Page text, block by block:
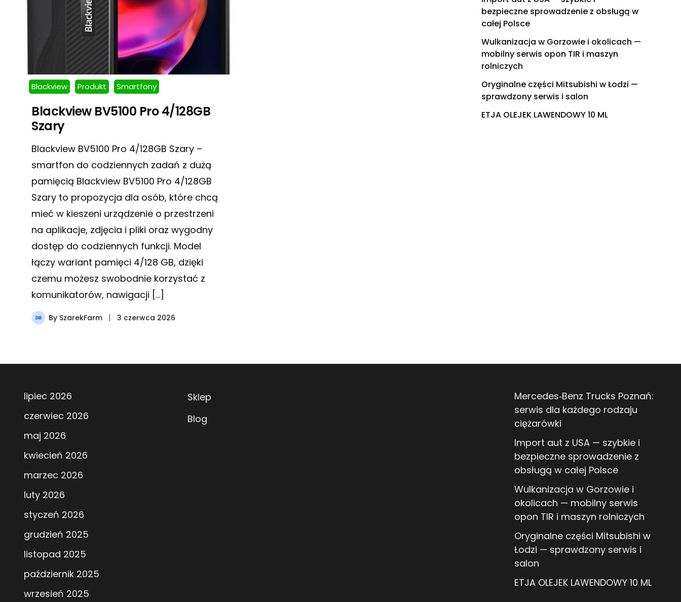
Blackview Produkt Smartfony
Blackview BV5100 Pro 4/128GB
Szary
Blackview BV5100 Pro 4/128GB Szary –
smartfon do codziennych zadań z dużą
pamięcią Blackview BV5100 Pro 4/128GB
Szary to propozycja dla osób, które chcą
mieć w kieszeni urządzenie o przestrzeni
na aplikacje, zdjęcia i pliki oraz wygodny
dostęp do codziennych funkcji. Model
łączy wariant pamięci 4/128 GB, dzięki
czemu możesz swobodnie korzystać z
komunikatorów, nawigacji […]
By SzarekFarm 3 czerwca 2026
bezpieczne sprowadzenie z obsługą w
całej Polsce
Wulkanizacja w Gorzowie i okolicach —
mobilny serwis opon TIR i maszyn
rolniczych
Oryginalne części Mitsubishi w Łodzi —
sprawdzony serwis i salon
ETJA OLEJEK LAWENDOWY 10 ML
lipiec 2026
czerwiec 2026
maj 2026
kwiecień 2026
marzec 2026
luty 2026
styczeń 2026
grudzień 2025
listopad 2025
październik 2025
wrzesień 2025
Sklep
Blog
Mercedes‑Benz Trucks Poznań:
serwis dla każdego rodzaju
ciężarówki
Import aut z USA — szybkie i
bezpieczne sprowadzenie z
obsługą w całej Polsce
Wulkanizacja w Gorzowie i
okolicach — mobilny serwis
opon TIR i maszyn rolniczych
Oryginalne części Mitsubishi w
Łodzi — sprawdzony serwis i
salon
ETJA OLEJEK LAWENDOWY 10 ML